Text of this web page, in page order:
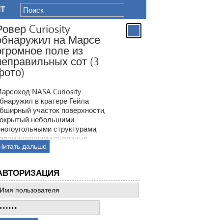
Curiosity
на Марсе
поле из
сот (3
NASA Curiosity
в кратере Гейла
участок поверхности,
небольшими
структурами,
пчелиные
Ранее ровер находил
все предыдущее такие
дальше